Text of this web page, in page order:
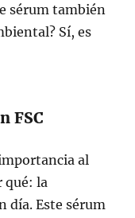
sérum también
Sí, es
FSC
al
qué: la
día. Este sérum